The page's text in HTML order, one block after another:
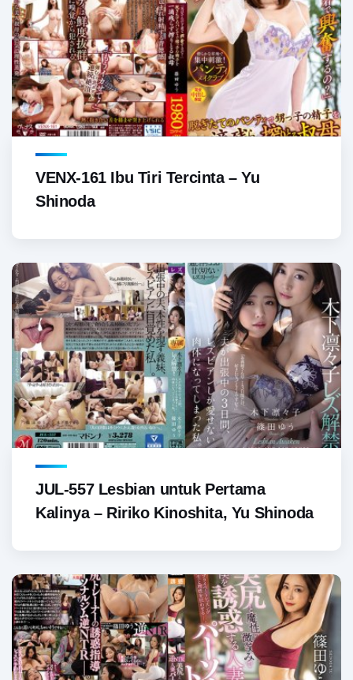
VENX-161 Ibu Tiri Tercinta – Yu
Shinoda
JUL-557 Lesbian untuk Pertama
Kalinya – Ririko Kinoshita, Yu Shinoda